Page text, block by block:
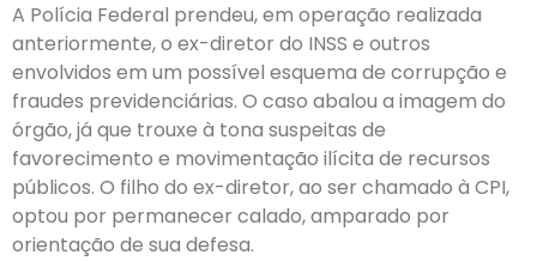
A Polícia Federal prendeu, em operação realizada
anteriormente, o ex-diretor do INSS e outros
envolvidos em um possível esquema de corrupção e
fraudes previdenciárias. O caso abalou a imagem do
órgão, já que trouxe à tona suspeitas de
favorecimento e movimentação ilícita de recursos
públicos. O filho do ex-diretor, ao ser chamado à CPI,
optou por permanecer calado, amparado por
orientação de sua defesa.